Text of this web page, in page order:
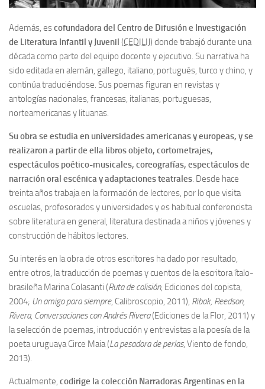
Además, escofundadora del Centro de Difusión e Investigación
de Literatura Infantil y Juvenil (CEDILIJ) donde trabajó durante una
década como parte del equipo docente y ejecutivo. Su narrativa ha
sido editada en alemán, gallego, italiano, portugués, turco y chino, y
continúa traduciéndose. Sus poemas figuran en revistas y
antologías nacionales, francesas, italianas, portuguesas,
norteamericanas y lituanas.
Su obra se estudia en universidades americanas y europeas, y se
realizaron a partir de ella libros objeto, cortometrajes,
espectáculos poético-musicales, coreografías, espectáculos de
narración oral escénica y adaptaciones teatrales. Desde hace
treinta años trabaja en la formación de lectores, por lo que visita
escuelas, profesorados y universidades y es habitual conferencista
sobre literatura en general, literatura destinada a niños y jóvenes y
construcción de hábitos lectores.
Su interés en la obra de otros escritores ha dado por resultado,
entre otros, la traducción de poemas y cuentos de la escritora ítalo-
brasileña Marina Colasanti (Ruta de colisión, Ediciones del copista,
2004; Un amigo para siempre, Calibroscopio, 2011), Ribak, Reedson,
Rivera, Conversaciones con Andrés Rivera(Ediciones de la Flor, 2011) y
la selección de poemas, introducción y entrevistas a la poesía de la
poeta uruguaya Circe Maia (La pesadora de perlas, Viento de fondo,
2013).
Actualmente, codirige la colección Narradoras Argentinas en la